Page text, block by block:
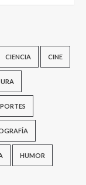
CIENCIA CINE
HUMOR